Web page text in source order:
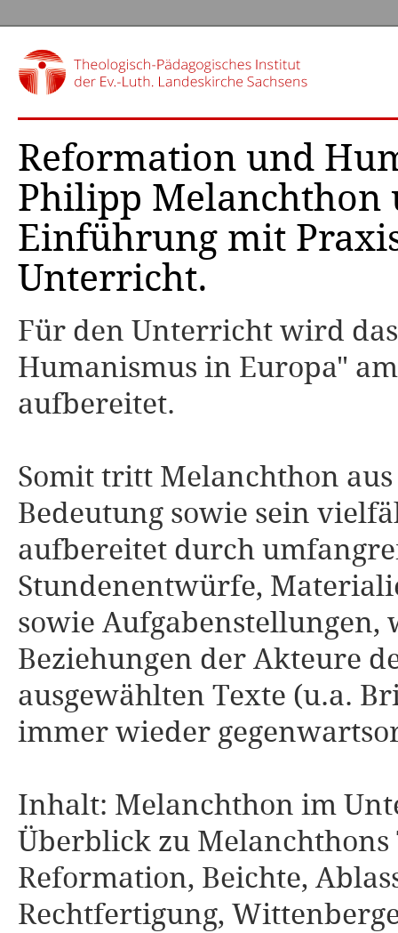
Reformation und
Philipp Melanchthon
Einführung mit
Unterricht.
Für den Unterricht wird
Humanismus in Europa"
aufbereitet.
Somit tritt Melanchthon
Bedeutung sowie sein
aufbereitet durch
Stundenentwürfe,
sowie
Beziehungen der Akteure
ausgewählten Texte (u.a.
immer wieder
Inhalt: Melanchthon im
Überblick zu
Reformation, Beichte,
Rechtfertigung,